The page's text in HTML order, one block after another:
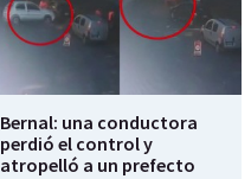
Bernal: una conductora
perdió el control y
atropelló a un prefecto